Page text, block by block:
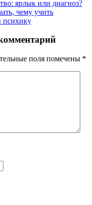
ярлык или диагноз?
чему учить
психику
поля помечены *